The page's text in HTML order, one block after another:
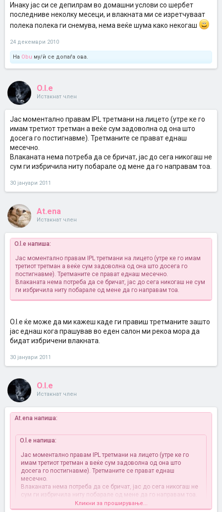
Инаку јас си се депилрам во домашни услови со шербет
последниве неколку месеци, и влакната ми се изретчуваат
полека полека ги снемува, нема веќе шума како некогаш
24 декември 2010
На Obu му/ѝ се допаѓа ова.
O.l.e
Истакнат член
Јас моментално правам IPL третмани на лицето (утре ке го
имам третиот третман а веќе сум задоволна од она што
досега го постигнавме). Третманите се прават еднаш
месечно.
Влаканата нема потреба да се бричат, јас до сега никогаш не
сум ги избричила ниту побарале од мене да го направам тоа.
30 јануари 2011
At.ena
Истакнат член
O.l.e напиша:
Јас моментално правам IPL третмани на лицето (утре ке го имам
третиот третман а веќе сум задоволна од она што досега го
постигнавме). Третманите се прават еднаш месечно.
Влаканата нема потреба да се бричат, јас до сега никогаш не сум
ги избричила ниту побарале од мене да го направам тоа.
O.l.e ќе може да ми кажеш каде ги правиш третманите зашто
јас еднаш кога прашував во еден салон ми рекоа мора да
бидат избричени влакната.
30 јануари 2011
O.l.e
Истакнат член
At.ena напиша:
O.l.e напиша:
Јас моментално правам IPL третмани на лицето (утре ке го
имам третиот третман а веќе сум задоволна од она што
досега го постигнавме). Третманите се прават еднаш
месечно.
Влаканата нема потреба да се бричат, јас до сега никогаш не
сум ги избричила ниту побарале од мене да го направам тоа.
Кликни за проширување...